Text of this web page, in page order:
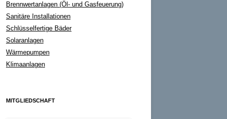
Brennwertanlagen (Öl- und Gasfeuerung)
Sanitäre Installationen
Schlüsselfertige Bäder
Solaranlagen
Wärmepumpen
Klimaanlagen
MITGLIEDSCHAFT